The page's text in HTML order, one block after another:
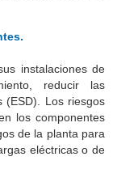
instalaciones de
reducir las
(ESD). Los riesgos
los componentes
de la planta para
eléctricas o de